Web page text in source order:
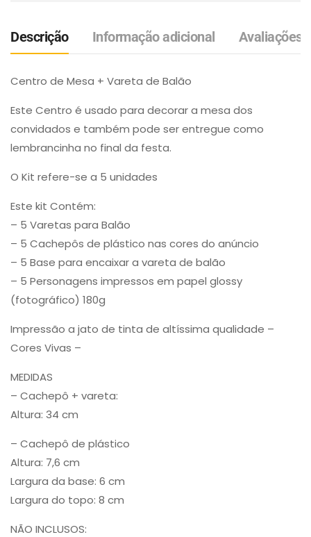
Descrição Informação adicional Avaliações
Centro de Mesa + Vareta de Balão
Este Centro é usado para decorar a mesa dos
convidados e também pode ser entregue como
lembrancinha no final da festa.
O Kit refere-se a 5 unidades
Este kit Contém:
– 5 Varetas para Balão
– 5 Cachepôs de plástico nas cores do anúncio
– 5 Base para encaixar a vareta de balão
– 5 Personagens impressos em papel glossy
(fotográfico) 180g
Impressão a jato de tinta de altíssima qualidade –
Cores Vivas –
MEDIDAS
– Cachepô + vareta:
Altura: 34 cm
– Cachepô de plástico
Altura: 7,6 cm
Largura da base: 6 cm
Largura do topo: 8 cm
NÃO INCLUSOS: